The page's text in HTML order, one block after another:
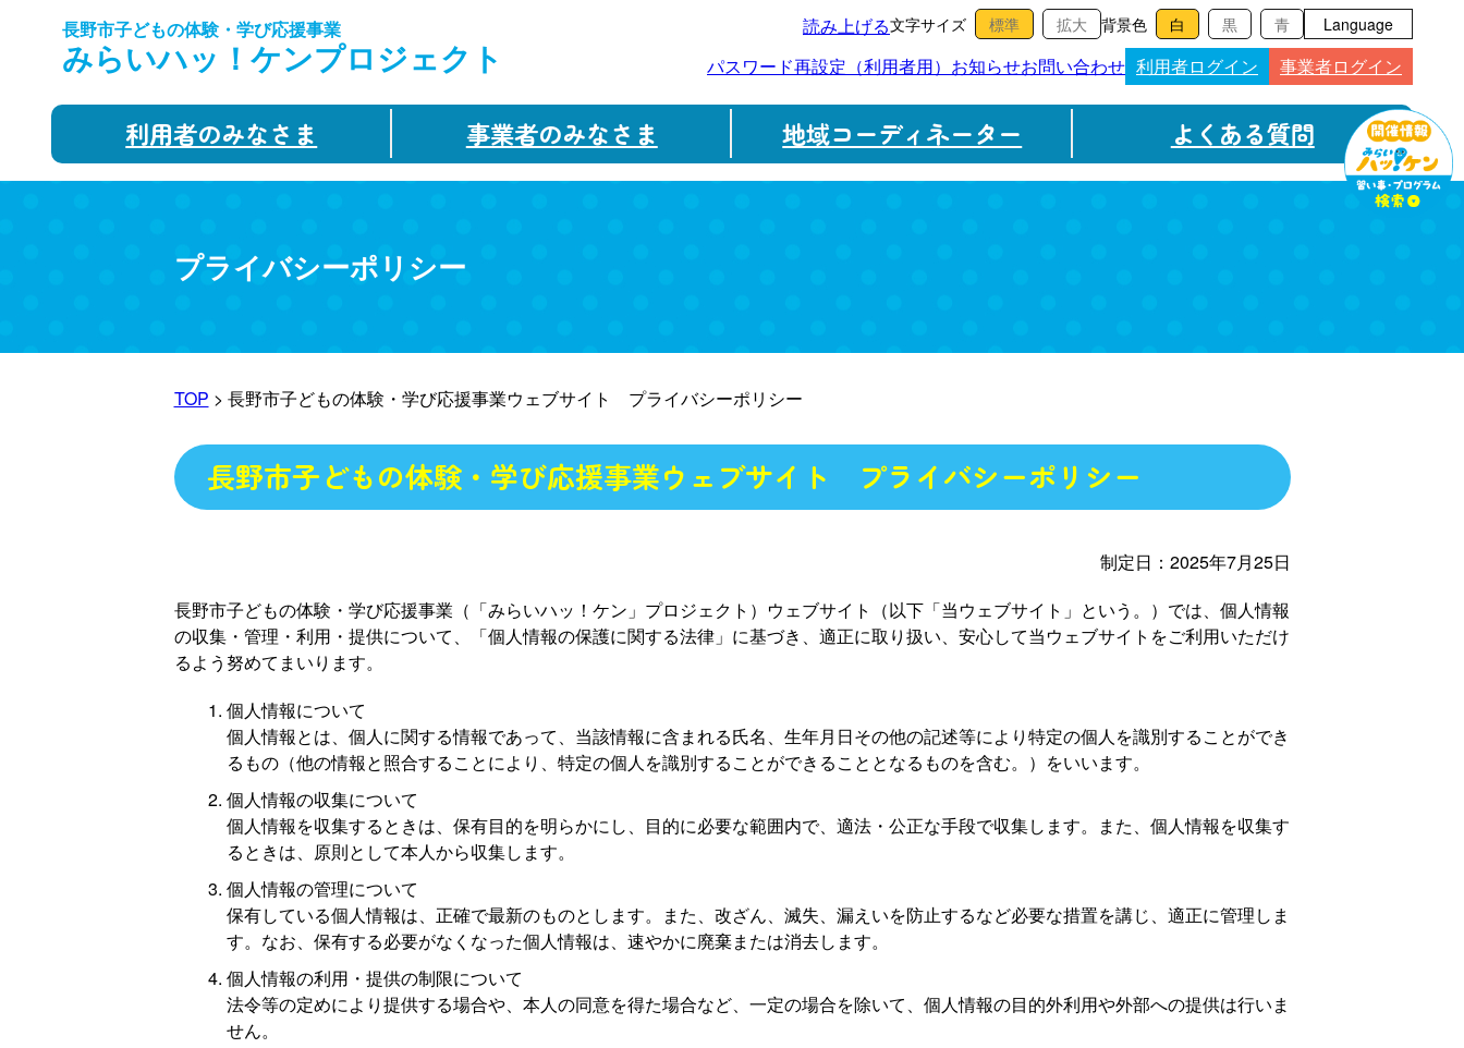
長野市子どもの体験・学び応援事業
みらいハッ！ケンプロジェクト
読み上げる文字サイズ 背景色 Language
パスワード再設定（利用者用） お知らせお問い合わせ 利用者ログイン 事業者ログイン
利用者のみなさま 事業者のみなさま 地域コーディネーター よくある質問
プライバシーポリシー
TOP > 長野市子どもの体験・学び応援事業ウェブサイト プライバシーポリシー
長野市子どもの体験・学び応援事業ウェブサイト プライバシーポリシー
制定日：2025年7月25日
長野市子どもの体験・学び応援事業（「みらいハッ！ケン」プロジェクト）ウェブサイト（以下「当ウェブサイト」という。）では、個人情報
の収集・管理・利用・提供について、「個人情報の保護に関する法律」に基づき、適正に取り扱い、安心して当ウェブサイトをご利用いただけ
るよう努めてまいります。
個人情報について
個人情報とは、個人に関する情報であって、当該情報に含まれる氏名、生年月日その他の記述等により特定の個人を識別することができ
るもの（他の情報と照合することにより、特定の個人を識別することができることとなるものを含む。）をいいます。
個人情報の収集について
個人情報を収集するときは、保有目的を明らかにし、目的に必要な範囲内で、適法・公正な手段で収集します。また、個人情報を収集す
るときは、原則として本人から収集します。
個人情報の管理について
保有している個人情報は、正確で最新のものとします。また、改ざん、滅失、漏えいを防止するなど必要な措置を講じ、適正に管理しま
す。なお、保有する必要がなくなった個人情報は、速やかに廃棄または消去します。
個人情報の利用・提供の制限について
法令等の定めにより提供する場合や、本人の同意を得た場合など、一定の場合を除いて、個人情報の目的外利用や外部への提供は行いま
せん。